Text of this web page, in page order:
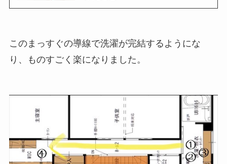
このまっすぐの導線で洗濯が完結するようにな
り、ものすごく楽になりました。